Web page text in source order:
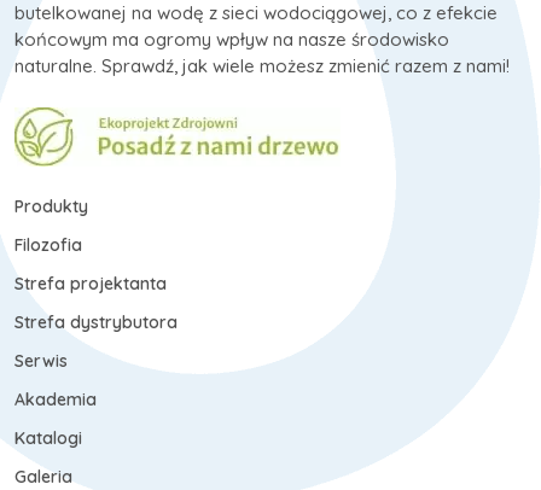
butelkowanej na wodę z sieci wodociągowej, co z efekcie
końcowym ma ogromy wpływ na nasze środowisko
naturalne. Sprawdź, jak wiele możesz zmienić razem z nami!
Produkty
Filozofia
Strefa projektanta
Strefa dystrybutora
Serwis
Akademia
Katalogi
Galeria